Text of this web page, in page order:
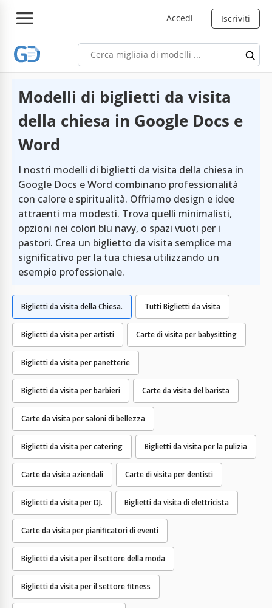
Accedi Iscriviti
Modelli di biglietti da visita
della chiesa in Google Docs e
Word
I nostri modelli di biglietti da visita della chiesa in
Google Docs e Word combinano professionalità
con calore e spiritualità. Offriamo design e idee
attraenti ma modesti. Trova quelli minimalisti,
opzioni nei colori blu navy, o spazi vuoti per i
pastori. Crea un biglietto da visita semplice ma
significativo per la tua chiesa utilizzando un
esempio professionale.
Tutti Biglietti da visita
Biglietti da visita per artisti Carte di visita per babysitting
Biglietti da visita per panetterie
Biglietti da visita per barbieri Carte da visita del barista
Carte da visita per saloni di bellezza
Biglietti da visita per catering
Biglietti da visita della Chiesa.
Biglietti da visita per la pulizia
Carte da visita aziendali Carte di visita per dentisti
Biglietti da visita per DJ. Biglietti da visita di elettricista
Carte da visita per pianificatori di eventi
Biglietti da visita per il settore della moda
Biglietti da visita per il settore fitness